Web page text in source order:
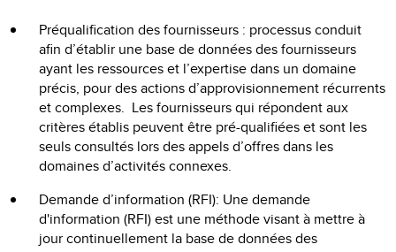
Préqualification des fournisseurs : processus conduit
afin d’établir une base de données des fournisseurs
ayant les ressources et l’expertise dans un domaine
précis, pour des actions d’approvisionnement récurrents
et complexes. Les fournisseurs qui répondent aux
critères établis peuvent être pré-qualifiées et sont les
seuls consultés lors des appels d’offres dans les
domaines d’activités connexes.
Demande d’information (RFI): Une demande
d'information (RFI) est une méthode visant à mettre à
jour continuellement la base de données des